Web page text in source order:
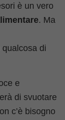
è un vero
. Ma
di
e
di svuotare
c’è bisogno